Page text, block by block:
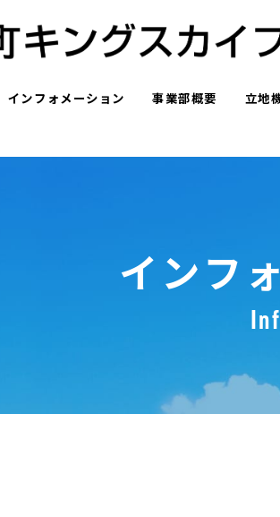
インフォメーション 事業部概要 立地
インフ